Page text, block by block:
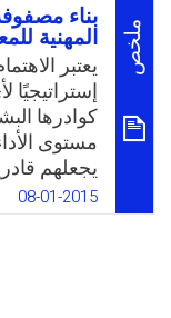
ملخص
بناء
المهنية
يعتبر
إستراتيجيًا
كوادرها
مستوى
يجعلهم
ومتطلبات
شامل ورؤية
08-01-2015